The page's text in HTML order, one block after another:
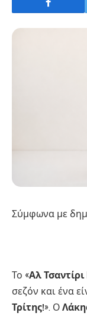
Σύμφωνα με
Το «Αλ
σεζόν και ένα
Τρίτης!». Ο